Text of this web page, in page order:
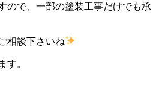
ので、一部の塗装工事だけでも承
相談下さいね
す。